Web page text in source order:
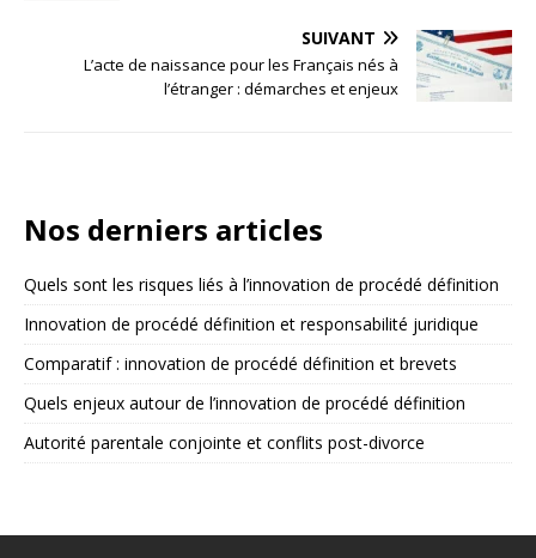
SUIVANT
L’acte de naissance pour les Français nés à
l’étranger : démarches et enjeux
Nos derniers articles
Quels sont les risques liés à l’innovation de procédé définition
Innovation de procédé définition et responsabilité juridique
Comparatif : innovation de procédé définition et brevets
Quels enjeux autour de l’innovation de procédé définition
Autorité parentale conjointe et conflits post-divorce